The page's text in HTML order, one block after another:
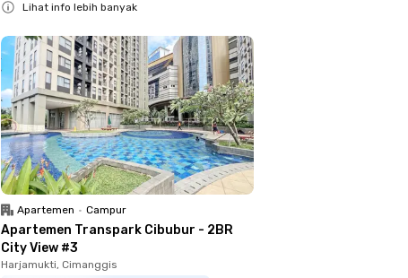
Lihat info lebih banyak
Apartemen • Campur
Apartemen Transpark Cibubur - 2BR
City View #3
Harjamukti, Cimanggis